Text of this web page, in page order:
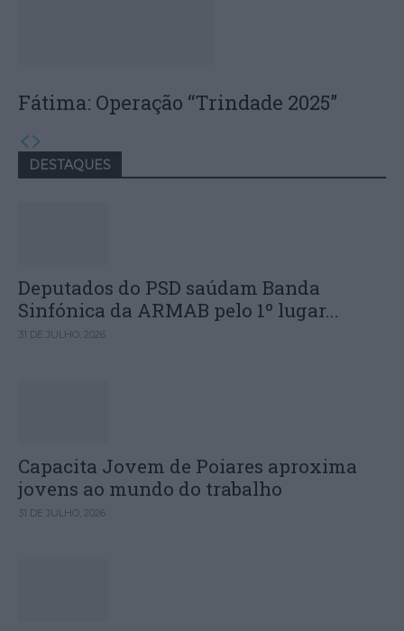
Fátima: Operação “Trindade 2025”
DESTAQUES
Deputados do PSD saúdam Banda
Sinfónica da ARMAB pelo 1º lugar...
31 DE JULHO, 2026
Capacita Jovem de Poiares aproxima
jovens ao mundo do trabalho
31 DE JULHO, 2026